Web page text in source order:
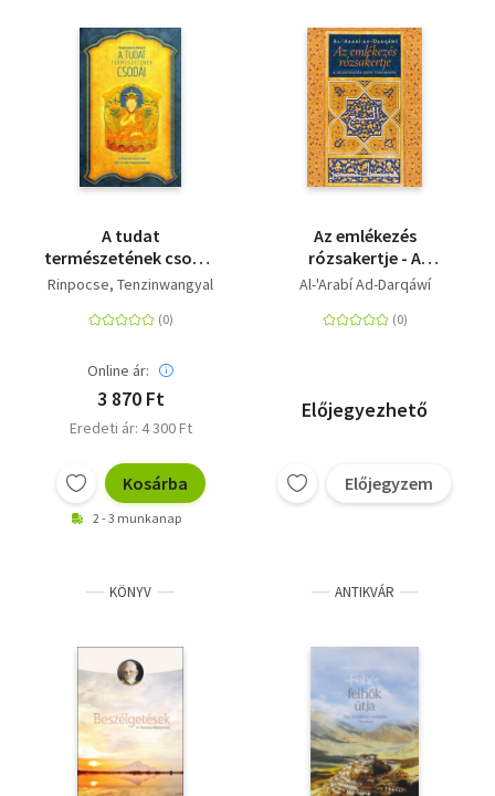
A tudat
természetének csodái
- A dzogcsen
bön hagyományában
Rinpocse, Tenzinwangyal
Online ár:
3 870 Ft
Eredeti ár: 4 300 Ft
Kosárba
2 - 3 munkanap
Az emlékezés
rózsakertje - A
lélekvezetés szúfí
Al-'Arabí Ad-Darqáwí
Előjegyezhető
Előjegyzem
KÖNYV ANTIKVÁR